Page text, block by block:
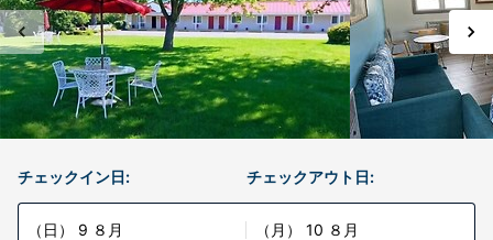
チェックイン日:
（日） 9 ８月
チェックアウト日:
（月） 10 ８月